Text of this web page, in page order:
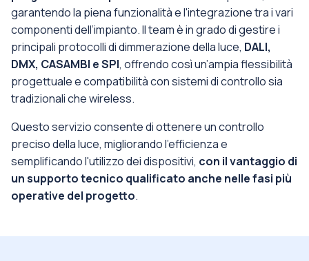
garantendo la piena funzionalità e l'integrazione tra i vari
componenti dell’impianto. Il team è in grado di gestire i
principali protocolli di dimmerazione della luce, DALI,
DMX, CASAMBI e SPI, offrendo così un’ampia flessibilità
progettuale e compatibilità con sistemi di controllo sia
tradizionali che wireless.
Questo servizio consente di ottenere un controllo
preciso della luce, migliorando l’efficienza e
semplificando l'utilizzo dei dispositivi, con il vantaggio di
un supporto tecnico qualificato anche nelle fasi più
operative del progetto.